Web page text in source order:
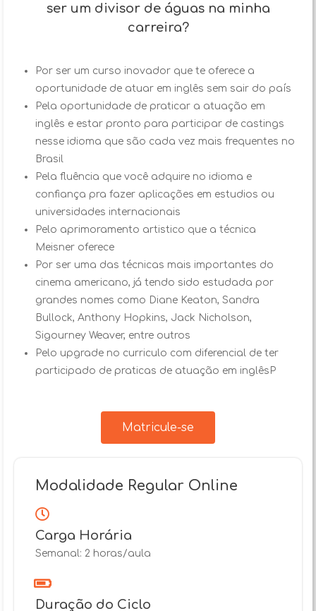
ser um divisor de águas na minha
carreira?
Por ser um curso inovador que te oferece a
oportunidade de atuar em inglês sem sair do país
Pela oportunidade de praticar a atuação em
inglês e estar pronto para participar de castings
nesse idioma que são cada vez mais frequentes no
Brasil
Pela fluência que você adquire no idioma e
confiança pra fazer aplicações em estudios ou
universidades internacionais
Pelo aprimoramento artistico que a técnica
Meisner oferece
Por ser uma das técnicas mais importantes do
cinema americano, já tendo sido estudada por
grandes nomes como Diane Keaton, Sandra
Bullock, Anthony Hopkins, Jack Nicholson,
Sigourney Weaver, entre outros
Pelo upgrade no curriculo com diferencial de ter
participado de praticas de atuação em inglêsP
Matricule-se
Modalidade Regular Online
Carga Horária
Semanal: 2 horas/aula
Duração do Ciclo